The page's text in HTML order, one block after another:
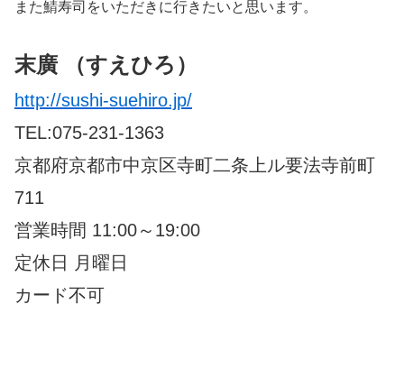
また鯖寿司をいただきに行きたいと思います。
末廣 （すえひろ）
http://sushi-suehiro.jp/
TEL:075-231-1363
京都府京都市中京区寺町二条上ル要法寺前町
711
営業時間 11:00～19:00
定休日 月曜日
カード不可